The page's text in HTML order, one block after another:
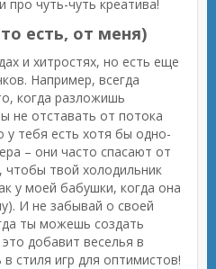
про чуть-чуть креатива!
есть, от меня)
и хитростях, но есть еще
Например, всегда
когда разложишь
не отставать от потока
у тебя есть хотя бы одно-
– они часто спасают от
чтобы твой холодильник
у моей бабушки, когда она
И не забывай о своей
ты можешь создать
добавит веселья в
стиля игр для оптимистов!